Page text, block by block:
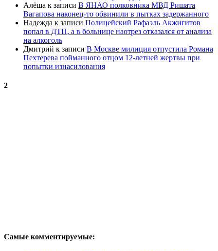
Алёша к записи В ЯНАО полковника МВД Ришата
Вагапова наконец-то обвинили в пытках задержанного
Надежда к записи Полицейский Рафаэль Акжигитов
попал в ДТП, а в больнице наотрез отказался от анализа
на алкоголь
Дмитрий к записи В Москве милиция отпустила Романа
Пехтерева пойманного отцом 12-летней жертвы при
попытки изнасилования
2
Самые комментируемые: